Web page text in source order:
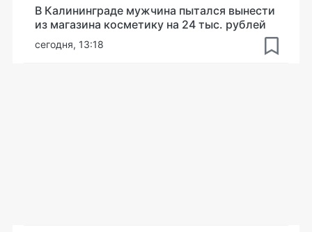
В Калининграде мужчина пытался вынести
из магазина косметику на 24 тыс. рублей
сегодня, 13:18